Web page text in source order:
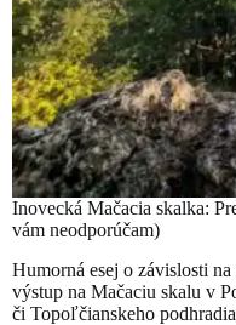
Inovecká Mačacia skalka:
vám neodporúčam)
Humorná esej o závislosti
výstup na Mačaciu skalu v
či Topoľčianskeho